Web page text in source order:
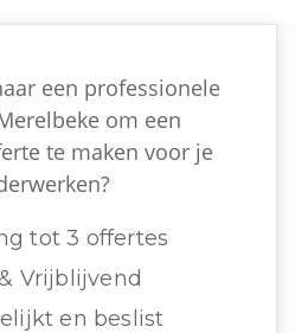
een professionele
om een
te maken voor je
tot 3 offertes
Vrijblijvend
en beslist